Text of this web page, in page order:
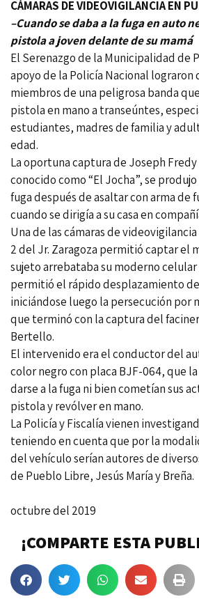
CÁMARAS DE VIDEOVIGILANCIA EN
–Cuando se daba a la fuga en auto
pistola a joven delante de su mamá
El Serenazgo de la Municipalidad de
apoyo de la Policía Nacional lograron
miembros de una peligrosa banda
pistola en mano a transeúntes,
estudiantes, madres de familia y
edad.
La oportuna captura de Joseph Fredy
conocido como “El Jocha”, se
fuga después de asaltar con arma de
cuando se dirigía a su casa en
Una de las cámaras de
2 del Jr. Zaragoza permitió captar el
sujeto arrebataba su moderno celular
permitió el rápido desplazamiento
iniciándose luego la persecución por
que terminó con la captura del
Bertello.
El intervenido era el conductor del
color negro con placa BJF-064, que
darse a la fuga ni bien cometían sus
pistola y revólver en mano.
La Policía y Fiscalía vienen
teniendo en cuenta que por la
del vehículo serían autores de
de Pueblo Libre, Jesús María y Breña.
Pueblo
octubre del 2019
¡COMPARTE ESTA